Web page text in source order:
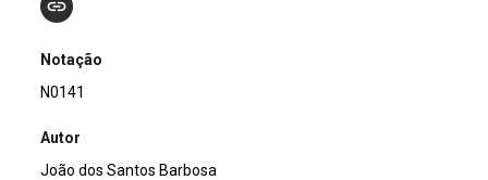
Notação
N0141
Autor
João dos Santos Barbosa